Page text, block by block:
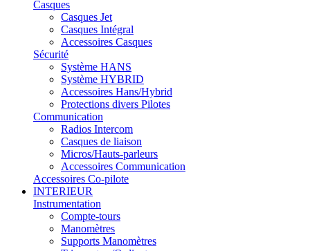
Casques
Casques Jet
Casques Intégral
Accessoires Casques
Sécurité
Système HANS
Système HYBRID
Accessoires Hans/Hybrid
Protections divers Pilotes
Communication
Radios Intercom
Casques de liaison
Micros/Hauts-parleurs
Accessoires Communication
Accessoires Co-pilote
INTERIEUR
Instrumentation
Compte-tours
Manomètres
Supports Manomètres